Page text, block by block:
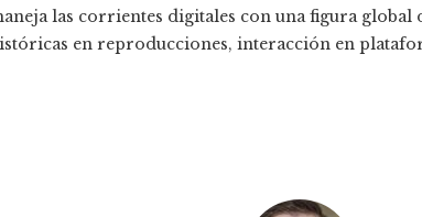
las corrientes digitales con una figura global
en reproducciones, interacción en